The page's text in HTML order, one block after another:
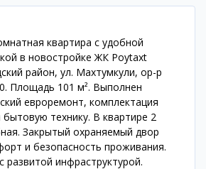
квартира с удобной
в новостройке ЖК Poytaxt
район, ул. Махтумкули, ор-р
Площадь 101 м². Выполнен
евроремонт, комплектация
технику. В квартире 2
Закрытый охраняемый двор
и безопасность проживания.
развитой инфраструктурой.